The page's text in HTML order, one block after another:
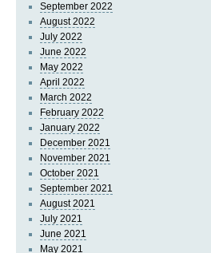
September 2022
August 2022
July 2022
June 2022
May 2022
April 2022
March 2022
February 2022
January 2022
December 2021
November 2021
October 2021
September 2021
August 2021
July 2021
June 2021
May 2021